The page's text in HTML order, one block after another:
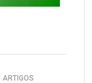
ARTIGOS